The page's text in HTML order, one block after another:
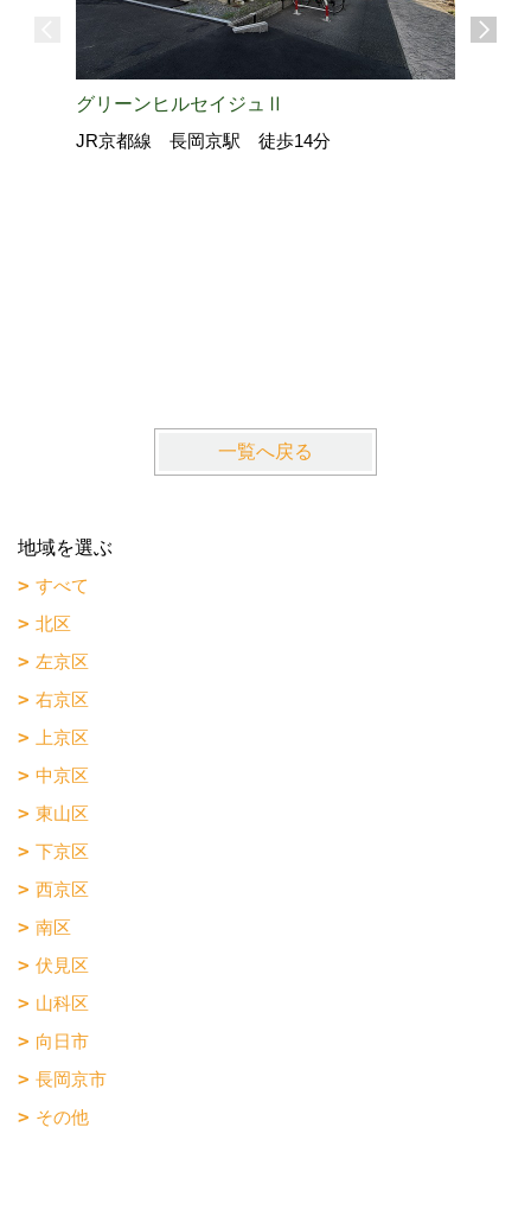
グリーンヒルセイジュⅡ
JR京都線 長岡京駅 徒歩14分
一覧へ戻る
地域を選ぶ
すべて
北区
左京区
右京区
上京区
中京区
東山区
下京区
西京区
南区
伏見区
山科区
向日市
長岡京市
その他